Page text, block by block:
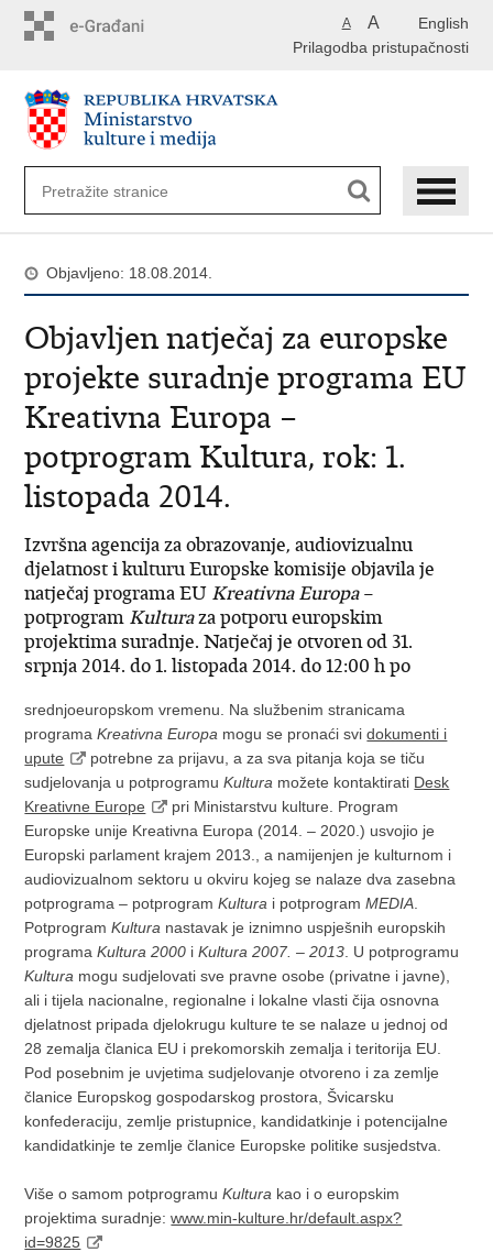
English
A A
Prilagodba pristupačnosti
Objavljeno: 18.08.2014.
Objavljen natječaj za europske
projekte suradnje programa EU
Kreativna Europa –
potprogram Kultura, rok: 1.
listopada 2014.
Izvršna agencija za obrazovanje, audiovizualnu
djelatnost i kulturu Europske komisije objavila je
natječaj programa EU Kreativna Europa–
potprogram Kulturaza potporu europskim
projektima suradnje. Natječaj je otvoren od 31.
srpnja 2014. do 1. listopada 2014. do 12:00 h po
srednjoeuropskom vremenu. Na službenim stranicama
programaKreativna Europa mogu se pronaći svidokumenti i
upute
potrebne za prijavu, a za sva pitanja koja se tiču
sudjelovanja u potprogramuKultura možete kontaktirati Desk
Kreativne Europe
pri Ministarstvu kulture. Program
Europske unije Kreativna Europa (2014. – 2020.) usvojio je
Europski parlament krajem 2013., a namijenjen je kulturnom i
audiovizualnom sektoru u okviru kojeg se nalaze dva zasebna
potprograma – potprogramKultura i potprogramMEDIA
PotprogramKultura nastavak je iznimno uspješnih europskih
programaKultura 2000 iKultura 2007. – 2013 . U potprogramu
Kultura mogu sudjelovati sve pravne osobe (privatne i javne),
ali i tijela nacionalne, regionalne i lokalne vlasti čija osnovna
djelatnost pripada djelokrugu kulture te se nalaze u jednoj od
28 zemalja članica EU i prekomorskih zemalja i teritorija EU.
Pod posebnim je uvjetima sudjelovanje otvoreno i za zemlje
članice Europskog gospodarskog prostora, Švicarsku
konfederaciju, zemlje pristupnice, kandidatkinje i potencijalne
kandidatkinje te zemlje članice Europske politike susjedstva.
Više o samom potprogramuKultura kao i o europskim
projektima suradnje:www.min-kulture.hr/default.aspx?
id=9825